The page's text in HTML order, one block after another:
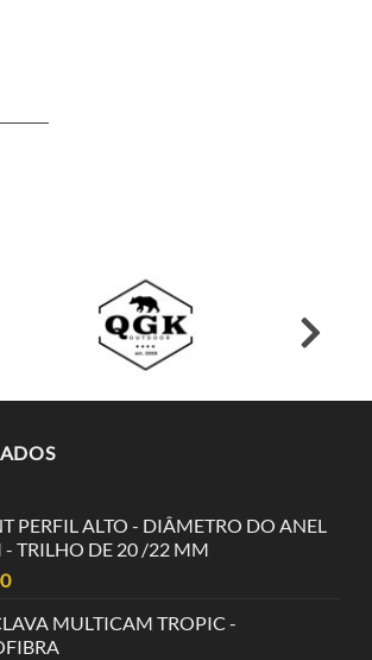
PERFIL ALTO - DIÂMETRO DO ANEL
TRILHO DE 20 /22 MM
MULTICAM TROPIC -